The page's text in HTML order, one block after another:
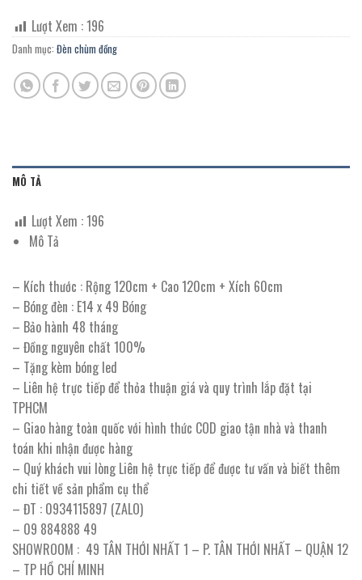
Lượt Xem :196
Danh mục: Đèn chùm đồng
MÔ TẢ
Lượt Xem :196
Mô Tả
– Kích thước : Rộng 120cm + Cao 120cm + Xích 60cm
– Bóng đèn : E14 x 49 Bóng
– Bảo hành 48 tháng
– Đồng nguyên chất 100%
– Tặng kèm bóng led
– Liên hệ trực tiếp để thỏa thuận giá và quy trình lắp đặt tại
TPHCM
– Giao hàng toàn quốc với hình thức COD giao tận nhà và thanh
toán khi nhận được hàng
– Quý khách vui lòng Liên hệ trực tiếp để được tư vấn và biết thêm
chi tiết về sản phẩm cụ thể
– ĐT : 0934115897 (ZALO)
– 09 884888 49
SHOWROOM : 49 TÂN THỚI NHẤT 1 – P. TÂN THỚI NHẤT – QUẬN 12
– TP HỒ CHÍ MINH